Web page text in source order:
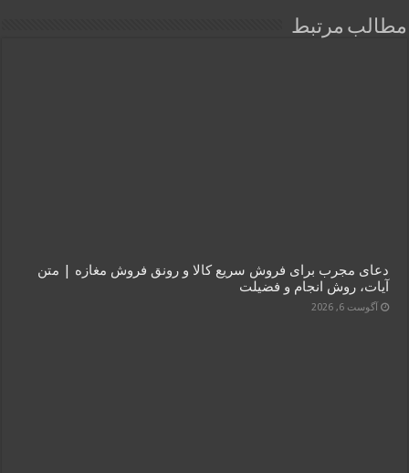
مطالب مرتبط
دعای مجرب برای فروش سریع کالا و رونق فروش مغازه | متن
آیات، روش انجام و فضیلت
آگوست 6, 2026